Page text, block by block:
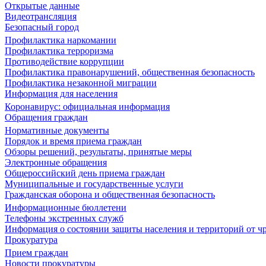
Открытые данные
Видеотрансляция
Безопасный город
Профилактика наркомании
Профилактика терроризма
Противодействие коррупции
Профилактика правонарушений, общественная безопасность
Профилактика незаконной миграции
Информация для населения
Коронавирус: официальная информация
Обращения граждан
Нормативные документы
Порядок и время приема граждан
Обзоры решений, результаты, принятые меры
Электронные обращения
Общероссийский день приема граждан
Муниципальные и государственные услуги
Гражданская оборона и общественная безопасность
Информационные бюллетени
Телефоны экстренных служб
Информация о состоянии защиты населения и территорий от
Прокуратура
Прием граждан
Новости прокуратуры